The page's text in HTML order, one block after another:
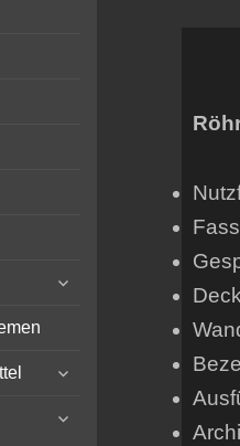
Stollen
expand
expand
menu
expand